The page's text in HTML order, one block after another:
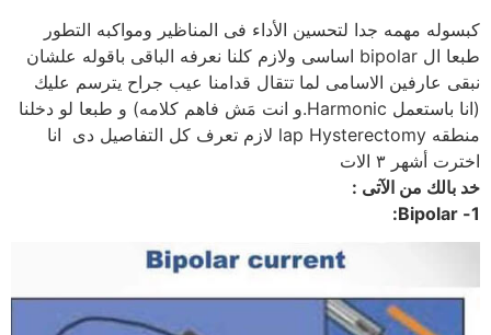
كبسوله مهمه جدا لتحسين الأداء فى المناظير ومواكبه التطور
طبعا ال bipolar اساسى ولازم كلنا نعرفه الباقى باقوله علشان
نبقى عارفين الاسامى لما تتقال قدامنا عيب جراح يترسم عليك
(انا باستعمل Harmonic.و انت مَش فاهم كلامه) و طبعا لو دخلنا
منطقه lap Hysterectomy لازم تعرف كل التفاصيل دى انا
اخترت أشهر ٣ الات
1- Bipolar: